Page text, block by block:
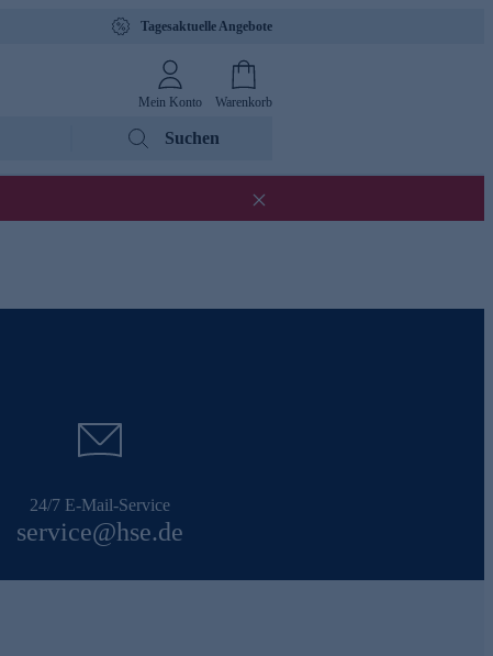
Tagesaktuelle Angebote
Mein Konto Warenkorb
Suchen
24/7 E-Mail-Service
service@hse.de